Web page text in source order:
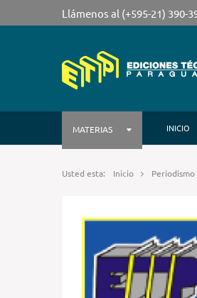
Llámenos al (+595-21) 390-
MATERIAS INICIO
Usted esta: Inicio